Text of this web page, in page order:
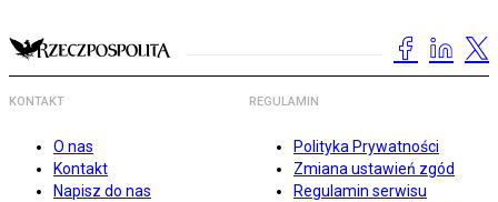
KONTAKT
O nas
Kontakt
Napisz do nas
REGULAMIN
Polityka Prywatności
Zmiana ustawień zgód
Regulamin serwisu